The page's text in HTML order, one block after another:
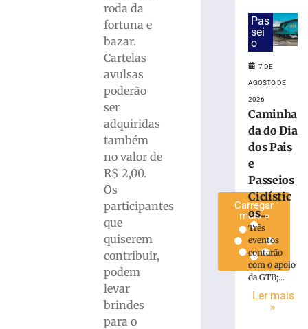
roda da
fortuna e
bazar.
Cartelas
avulsas
poderão
ser
adquiridas
também
no valor de
R$ 2,00.
Os
participantes
que
quiserem
contribuir,
podem
levar
brindes
para o
Centro
Brusque
Carregar
mais »
Pas
sei
o
7 DE
AGOSTO DE
2026
Caminha
da do Dia
dos Pais
e
Passeios
Ciclístic
os...
Três
eventos
contarão
com o apoio
da GTB;...
Ler mais
»